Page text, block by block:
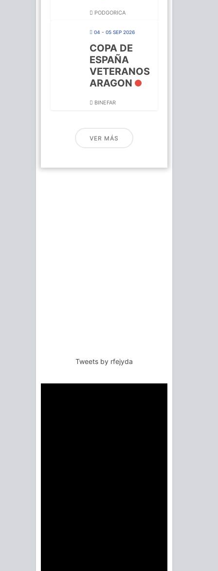
PODGORICA
04 - 05 SEP 2026
COPA DE
ESPAÑA
VETERANOS
ARAGON
BINEFAR
VER MÁS
Tweets by rfejyda